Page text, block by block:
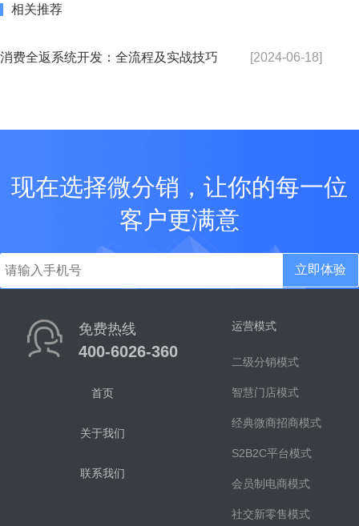
相关推荐
消费全返系统开发：全流程及实战技巧 [2024-06-18]
现在选择微分销，让你的每一位
客户更满意
立即体验
免费热线
400-6026-360
首页
关于我们
联系我们
运营模式
二级分销模式
智慧门店模式
经典微商招商模式
S2B2C平台模式
会员制电商模式
社交新零售模式